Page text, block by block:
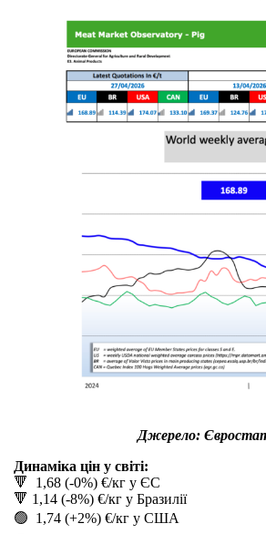
Джерело:
Динаміка цін у світі:
🔻 1,68 (-0%) €/кг у ЄС
🔻 1,14 (-8%) €/кг у Бразилії
🟢 1,74 (+2%) €/кг у США